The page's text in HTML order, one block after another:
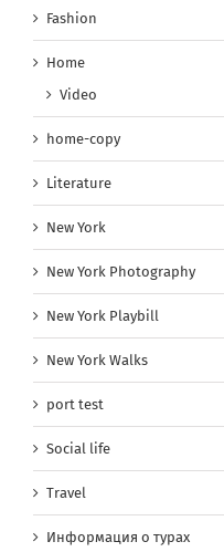
Fashion
Home
Video
home-copy
Literature
New York
New York Photography
New York Playbill
New York Walks
port test
Social life
Travel
Информация о турах